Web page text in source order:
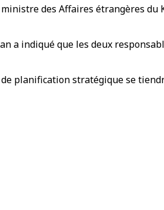
des Affaires étrangères
a indiqué que les deux
planification stratégique se